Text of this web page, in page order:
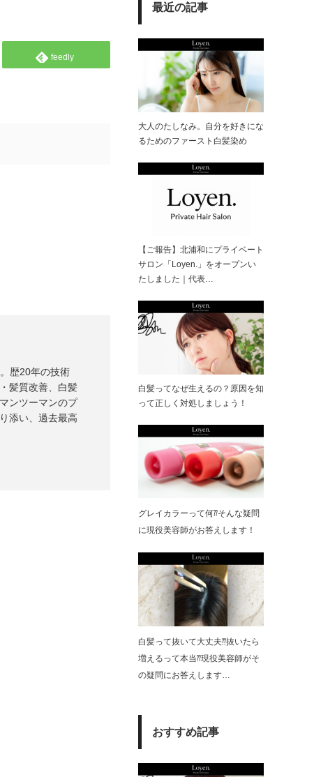
feedly
歴20年の技術
髪質改善、白髪
ンツーマンのプ
添い、過去最高
最近の記事
大人のたしなみ。自分を好きにな
るためのファースト白髪染め
【ご報告】北浦和にプライベート
サロン「Loyen.」をオープンい
たしました｜代表…
白髪ってなぜ生えるの？原因を知
って正しく対処しましょう！
グレイカラーって何⁇そんな疑問
に現役美容師がお答えします！
白髪って抜いて大丈夫⁇抜いたら
増えるって本当⁇現役美容師がそ
の疑問にお答えします…
おすすめ記事